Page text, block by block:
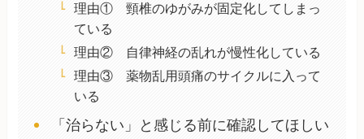
理由① 頸椎のゆがみが固定化してしまっ
ている
理由② 自律神経の乱れが慢性化している
理由③ 薬物乱用頭痛のサイクルに入って
いる
「治らない」と感じる前に確認してほしい